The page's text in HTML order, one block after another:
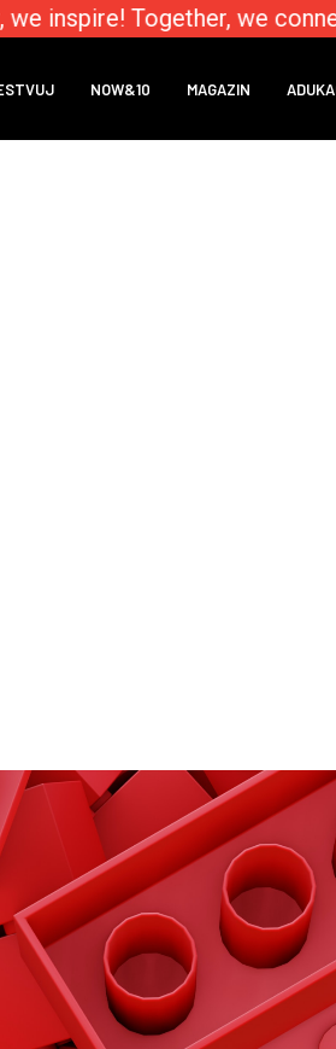
inspire! Together, we
NOW&10 MAGAZIN